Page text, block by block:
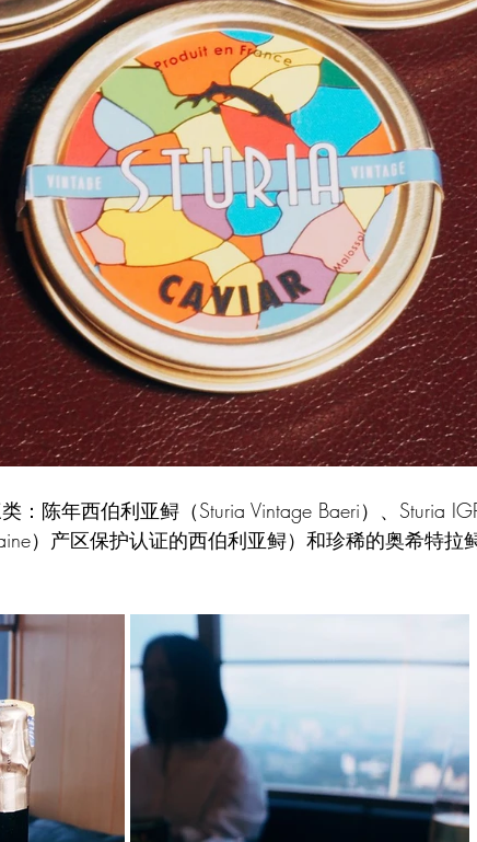
：陈年西伯利亚鲟（Sturia Vintage Baeri）、Sturia
）产区保护认证的西伯利亚鲟）和珍稀的奥希特拉